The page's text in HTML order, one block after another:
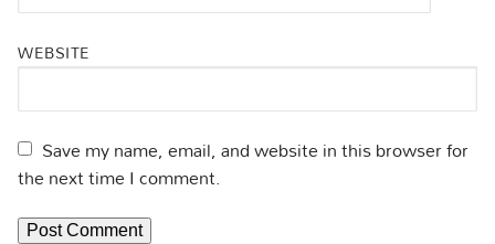
WEBSITE
Save my name, email, and website in this browser for
the next time I comment.